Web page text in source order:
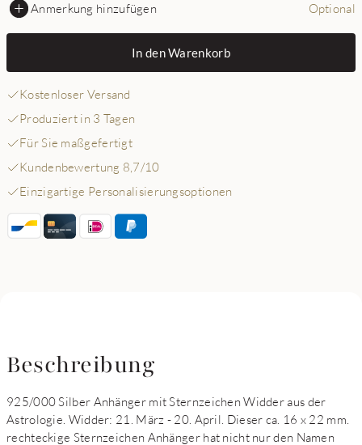
Anmerkung hinzufügen Optional
In den Warenkorb
Kostenloser Versand
Produziert in 3 Tagen
Für Sie maßgefertigt
Kundenbewertung 8,7/10
Einzigartige Personalisierungsoptionen
Beschreibung
925/000 Silber Anhänger mit Sternzeichen Widder aus der
Astrologie. Widder: 21. März - 20. April. Dieser ca. 16 x 22 mm.
rechteckige Sternzeichen Anhänger hat nicht nur den Namen